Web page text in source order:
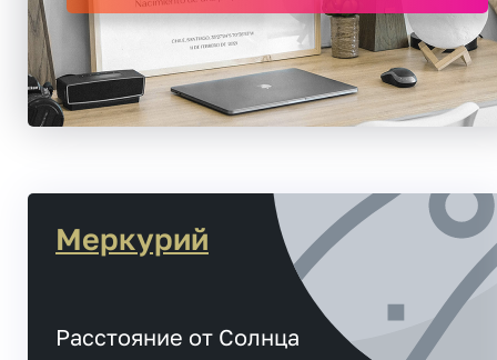
Меркурий
Расстояние от Солнца